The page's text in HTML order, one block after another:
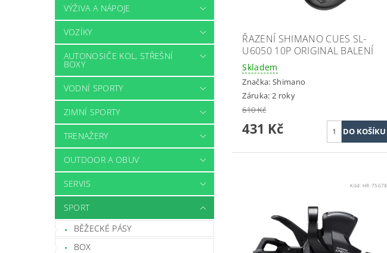
VÝŽIVA A NÁPOJE
VOZÍKY
AUTONOSIČE KOL, STŘEŠNÍ
BOXY
VODNÍ SPORTY
ZIMNÍ SPORTY
TRENAŽERY
OUTDOOR A OBUV
SERVIS
SPORT
BĚŽECKÉ PÁSY
BOX
ŘAZENÍ SHIMANO CUES SL-
U6050 10P ORIGINAL BALENÍ
Skladem
Značka: Shimano
Záruka: 2 roky
610 Kč
431 Kč
Kód: HR-75678